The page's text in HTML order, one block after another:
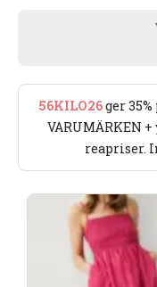
56KILO26ger
VARUMÄRKEN
reapriser.